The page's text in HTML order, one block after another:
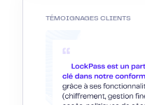
TÉMOIGNAGES CLIENTS